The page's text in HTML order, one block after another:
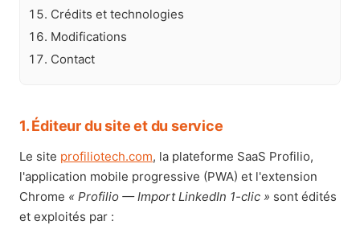
Crédits et technologies
Modifications
Contact
1. Éditeur du site et du service
Le site profiliotech.com, la plateforme SaaS Profilio,
l'application mobile progressive (PWA) et l'extension
Chrome « Profilio — Import LinkedIn 1-clic » sont édités
et exploités par :